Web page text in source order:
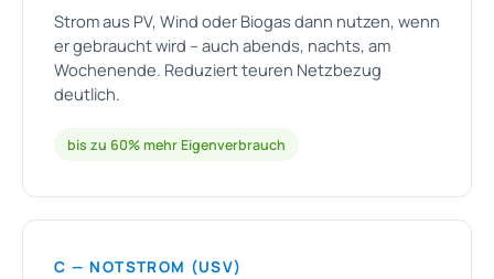
Strom aus PV, Wind oder Biogas dann nutzen, wenn
er gebraucht wird – auch abends, nachts, am
Wochenende. Reduziert teuren Netzbezug
deutlich.
bis zu 60% mehr Eigenverbrauch
C — NOTSTROM (USV)